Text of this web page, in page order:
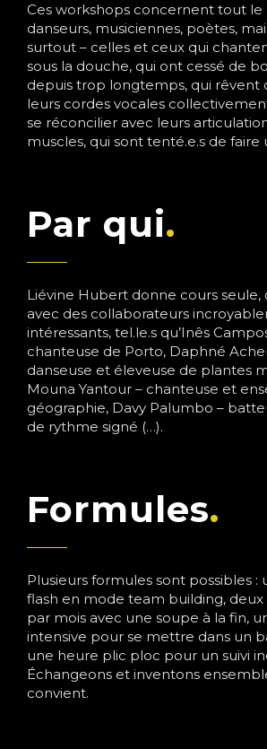
Ces workshops concernent tout le
danseurs, musiciennes, poètes,
surtout – celles et ceux qui
sous la douche, qui ont cessé de
depuis trop longtemps, qui rêvent
leurs cordes vocales
se réconcilier avec leurs
muscles, qui sont tenté.e.s de faire
Par qui
Liévine Hubert donne cours
avec des collaborateurs
intéressants, tel.le.s qu’Inês
chanteuse de Porto, Daphné
danseuse et éleveuse de plantes
Mouna Yantour – chanteuse et
géographie, Davy Palumbo –
de rythme signé (…).
Formules
Plusieurs formules sont possibles :
flash en mode team building, deux
par mois avec une soupe à la fin,
intensive pour se mettre dans un
une heure plic ploc pour un suivi
Échangeons et inventons
convient.